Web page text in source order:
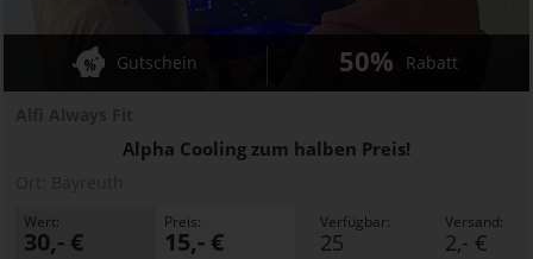
Alpha Cooling zum halben Preis!
Gutschein 50% Rabatt
Wert:
30,- €
Preis:
15,- €
Verfügbar:
25
Versand:
2,- €